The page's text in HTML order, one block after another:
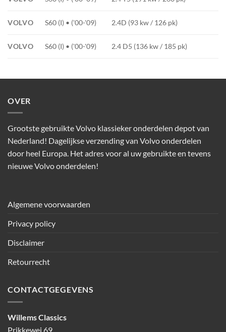
VOLVO S60 (I) • ('00-'09) 2.4D (93 kw / 126 pk)
VOLVO S60 (I) • ('00-'09) 2.4 D5 (136 kw / 185 pk)
OVER
Grootste gebruikte Volvo klassieker onderdelen depot van
Nederland! Dagelijkse verzending van Volvo onderdelen
door heel Europa. Het adres voor al uw gebruikte en tevens
nieuwe Volvo onderdelen!
Algemene voorwaarden
Privacy policy
Disclaimer
Retourrecht
CONTACTGEGEVENS
Willems Classics
Prikkewei 69